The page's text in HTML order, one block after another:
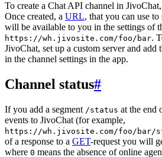
To create a Chat API channel in
Once created, a URL, that you can use
will be available to you in the settings of
https://wh.jivosite.com/foo/bar.
JivoChat, set up a custom server and add
in the channel settings in the app.
Channel status#
If you add a segment /status at the end
events to JivoChat (for example,
https://wh.jivosite.com/foo/bar/
of a response to a GET-request you will
where 0 means the absence of online